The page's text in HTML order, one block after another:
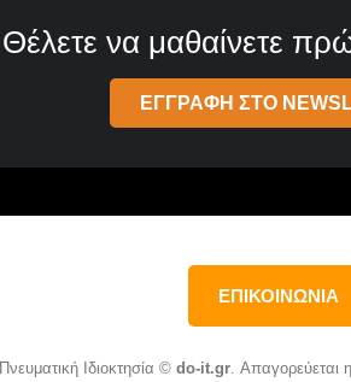
Θέλετε να μαθαίνετε
ΕΓΓΡΑΦΗ ΣΤΟ
ΕΠΙΚΟΙΝΩΝΙΑ
Πνευματική Ιδιοκτησία © do-it.gr. Απαγορεύεται